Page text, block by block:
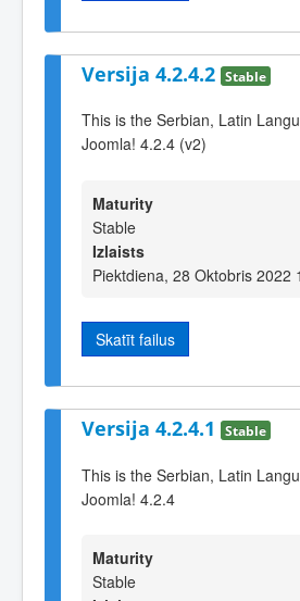
Versija 4.2.4.2 Stable
This is the Serbian, Latin
Joomla! 4.2.4 (v2)
Maturity
Stable
Izlaists
Piektdiena, 28 Oktobris 2022
Skatīt failus
Versija 4.2.4.1 Stable
This is the Serbian, Latin
Joomla! 4.2.4
Maturity
Stable